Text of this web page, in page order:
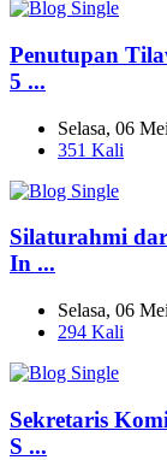
Penutupan
5 ...
Selasa, 06
351 Kali
Silaturahmi
In ...
Selasa, 06
294 Kali
Sekretaris
S ...